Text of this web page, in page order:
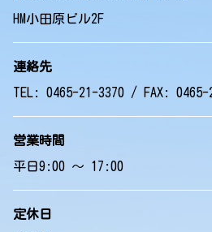
HM小田原ビル2F
連絡先
TEL: 0465-21-3370 / FAX: 0465-
営業時間
平日9:00 ～ 17:00
定休日